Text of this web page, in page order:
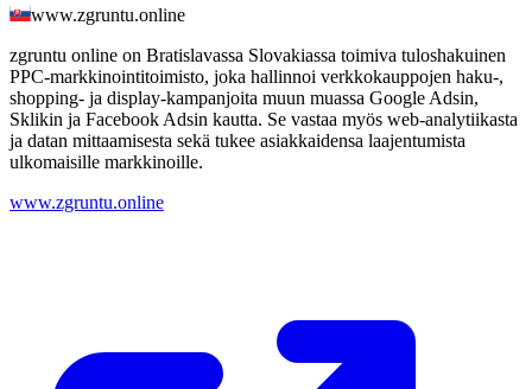
www.zgruntu.online
zgruntu online on Bratislavassa Slovakiassa toimiva tuloshakuinen
PPC-markkinointitoimisto, joka hallinnoi verkkokauppojen haku-,
shopping- ja display-kampanjoita muun muassa Google Adsin,
Sklikin ja Facebook Adsin kautta. Se vastaa myös web-analytiikasta
ja datan mittaamisesta sekä tukee asiakkaidensa laajentumista
ulkomaisille markkinoille.
www.zgruntu.online